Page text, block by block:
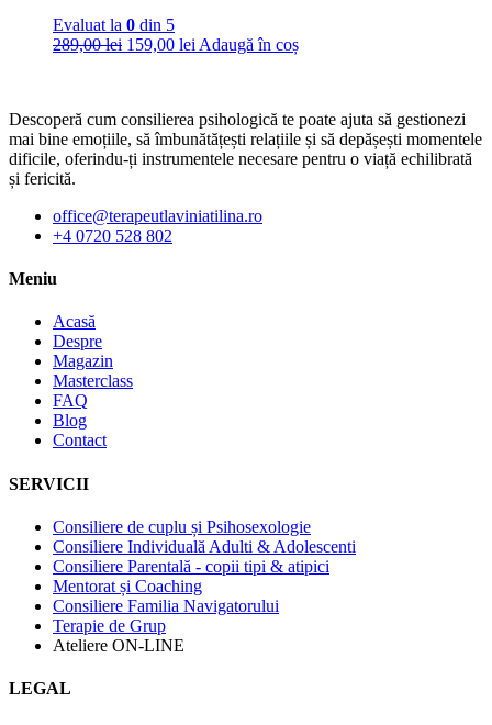
Evaluat la 0 din 5
289,00lei Prețul
289,00 lei.
159,00 lei Prețul
Adaugă în coș
Descoperă cum consilierea psihologică te poate ajuta să gestionezi
mai bine emoțiile, să îmbunătățești relațiile și să depășești momentele
dificile, oferindu-ți instrumentele necesare pentru o viață echilibrată
și fericită.
office@terapeutlaviniatilina.ro
+4 0720 528 802
Meniu
Acasă
Despre
Magazin
Masterclass
FAQ
Blog
Contact
SERVICII
Consiliere de cuplu și Psihosexologie
Consiliere Individuală Adulti & Adolescenti
Consiliere Parentală - copii tipi & atipici
Mentorat și Coaching
Consiliere Familia Navigatorului
Terapie de Grup
Ateliere ON-LINE
LEGAL